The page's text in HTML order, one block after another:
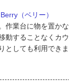
（ベリー）
作業台に物を置か
動することなくカ
としても利用でき